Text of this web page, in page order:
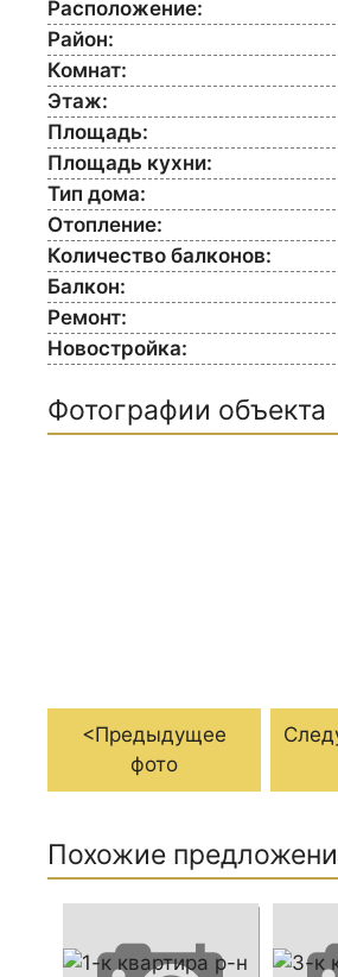
Расположение:
Район:
Комнат:
Этаж:
Площадь:
Площадь кухни:
Тип дома:
Отопление:
Количество балконов:
Балкон:
Ремонт:
Новостройка:
Фотографии объекта
<Предыдущее
фото
Похожие